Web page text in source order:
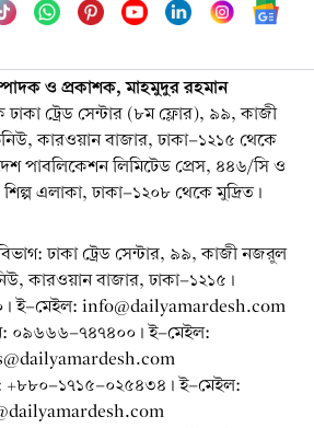
ও প্রকাশক, মাহমুদুর রহমান
ট্রেড সেন্টার (৮ম ফ্লোর), ৯৯, কাজী
কারওয়ান বাজার, ঢাকা-১২১৫ থেকে
পাবলিকেশন লিমিটেড প্রেস, ৪৪৬/সি ও
এলাকা, ঢাকা-১২০৮ থেকে মুদ্রিত।
ঢাকা ট্রেড সেন্টার, ৯৯, কাজী নজরুল
কারওয়ান বাজার, ঢাকা-১২১৫।
ই-মেইল: info@dailyamardesh.com
০৯৬৬৬-৭৪৭৪০০। ই-মেইল:
+৮৮০-১৭১৫-০২৫৪৩৪ । ই-মেইল: